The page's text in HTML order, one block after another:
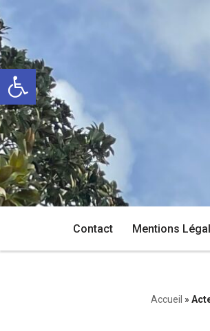
Ouvrir la barre d’outils
au
contenu
Contact Mentions
Accueil »